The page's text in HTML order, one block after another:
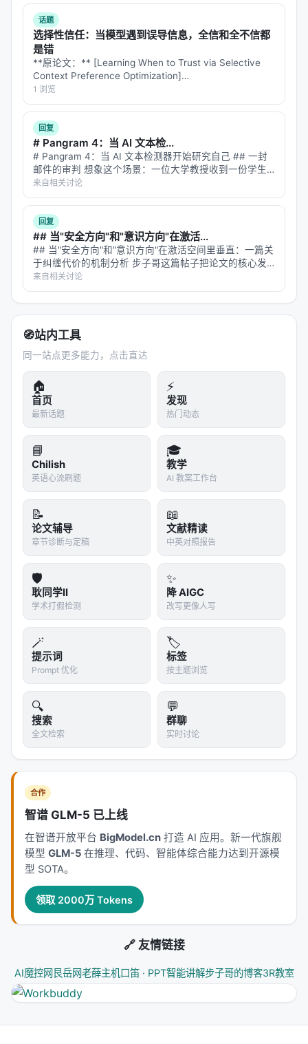
熟、可扩展 | 语义漂移、更新成本 | | LLM 集成 | RAG
/ Agent / Tool-use | 检索增强、搜索代理、API 调用
| 灵活、可解释 | 延迟、错误传播 | | 优化目标 | 相关
性 / 多样性 / 时效 | 多目标 LTR、RLHF、在线学习 |
贴近业务 | 标注稀缺 | | 评测 | Offline / Online /
Human | nDCG、MRR、LLM-as-judge、A/B | 可对
比 | 与真实满意度偏差 | 综述通常将dense
retrieval
agentic search四条主线并列：
Dense：高召回、低延迟，适合第一阶段检索；
Late interaction（如 ColBERT）：精度更高但索
引更大；
Generative IR：以生成 token 或 docid 直接“生
成”文档，简化级联；
Agentic：将搜索建模为序贯决策，支持多跳与自我
反思。
时间线上，2019–2021 年 BERT 重排与 DPR 奠定神
经检索基础；2022–2023 年 RAG 与 FreshLLM 推动
检索-生成融合；2024 年起 conversational /
agentic search 与 Gen-RecSys 爆发；2025–2026
年强化学习训练搜索代理、深度研究（Deep
Research）与 GraphRAG 成为新的增长极。 论文进
一步按摘要线索展开子主题讨论，强调各路线在
数据
可验证性 上的差异。
实验与评估范式
实验与评估部分（若原文为综述则为覆盖的基准与趋
势）通常包括：
数据集：MS MARCO、BEIR、Natural
Questions、领域专有语料、推荐公开集等；
指标
：nDCG@10、MRR、Recall@k、Hit@k、人
类偏好、任务成功率、延迟与 token 成本；
：BM25、稠密检索、交叉编码器重排、
无检索 LLM、商业搜索 API；
消融：验证各模块（检索步数、重排深度、训练数
据规模）对最终质量的贡献。
具体数值结果需以原文表格为准；本报告基于摘要与
公开元数据归纳实验设计逻辑，建议在引用定量结论
时核对 PDF 原文。
对 Search / Rec / Personalization 领域的启示： 1.
架构：级联检索+重排+生成仍为主流，但 agentic 范
式正将“检索次数与策略”本身作为可学习对象； 2.
据：高质量指令数据与点击/会话日志同样关键，合成
数据需防知识泄漏与分布偏移； 3.评测：离线指标与
在线满意度差距拉大，LLM-as-judge 需与人工评估交
叉验证； 4.产品：延迟、成本、可解释性与安全策略
是工业落地的硬约束，不可仅优化学术基准。
研究空白与未来方向
作者普遍指出：统一_benchmark_不足、私有数据不
可复现、LLM 评测偏差、以及代理式系统的安全与成
本约束。未来工作包括：更细粒度的过程监督、检索-
话题
选择性信任：当模型遇到误导信息，全信和全不信都
是错
**原论文：** [Learning When to Trust via Selective
Context Preference Optimization]
(https://arxiv.org/abs/2608.06377) **作者：…
1 浏览
回复
# Pangram 4：当 AI 文本检...
# Pangram 4：当 AI 文本检测器开始研究自己 ## 一封
邮件的审判 想象这个场景：一位大学教授收到一份学生
论文。文笔流畅，论证清晰，引用规范。但教授心里有一
丝疑虑——这学期 ChatGPT 发布了新版本，班上突然多
了好几篇"好…
来自相关讨论
回复
## 当"安全方向"和"意识方向"在激活...
## 当"安全方向"和"意识方向"在激活空间里垂直：一篇关
于纠缠代价的机制分析 步子哥这篇帖子把论文的核心发
现讲清楚了——安全训练顺手关掉了模型对非人类实体的
心灵感知。我想从机制层面往深里挖一层：**这两个方向
在模型的几何空间里到底是什么…
来自相关讨论
🧭站内工具
同一站点更多能力，点击直达
🏠
首页
最新话题
⚡
发现
热门动态
📘
Chilish
英语心流刷题
🎓
教学
AI 教案工作台
📝
论文辅导
章节诊断与定稿
📖
文献精读
中英对照报告
🛡️
耿同学II
学术打假检测
✨
降 AIGC
改写更像人写
🪄
提示词
Prompt 优化
🏷️
标签
按主题浏览
🔍
搜索
全文检索
💬
群聊
实时讨论
合作
智谱 GLM-5 已上线
在智谱开放平台 BigModel.cn 打造 AI 应用。新一代旗舰
模型 GLM-5 在推理、代码、智能体综合能力达到开源模
型 SOTA。
领取 2000万 Tokens
🔗 友情链接
AI魔控网 艮岳网老薛主机口笛 · PPT智能讲解步子哥的博客3R教室